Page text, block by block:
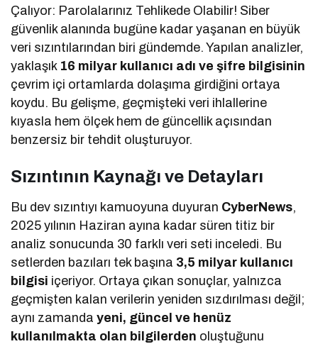
Çalıyor: Parolalarınız Tehlikede Olabilir! Siber
güvenlik alanında bugüne kadar yaşanan en büyük
veri sızıntılarından biri gündemde. Yapılan analizler,
yaklaşık 16 milyar kullanıcı adı ve şifre bilgisinin
çevrim içi ortamlarda dolaşıma girdiğini ortaya
koydu. Bu gelişme, geçmişteki veri ihlallerine
kıyasla hem ölçek hem de güncellik açısından
benzersiz bir tehdit oluşturuyor.
Sızıntının Kaynağı ve Detayları
Bu dev sızıntıyı kamuoyuna duyuran CyberNews,
2025 yılının Haziran ayına kadar süren titiz bir
analiz sonucunda 30 farklı veri seti inceledi. Bu
setlerden bazıları tek başına 3,5 milyar kullanıcı
bilgisi içeriyor. Ortaya çıkan sonuçlar, yalnızca
geçmişten kalan verilerin yeniden sızdırılması değil;
aynı zamandayeni, güncel ve henüz
kullanılmakta olan bilgilerden oluştuğunu